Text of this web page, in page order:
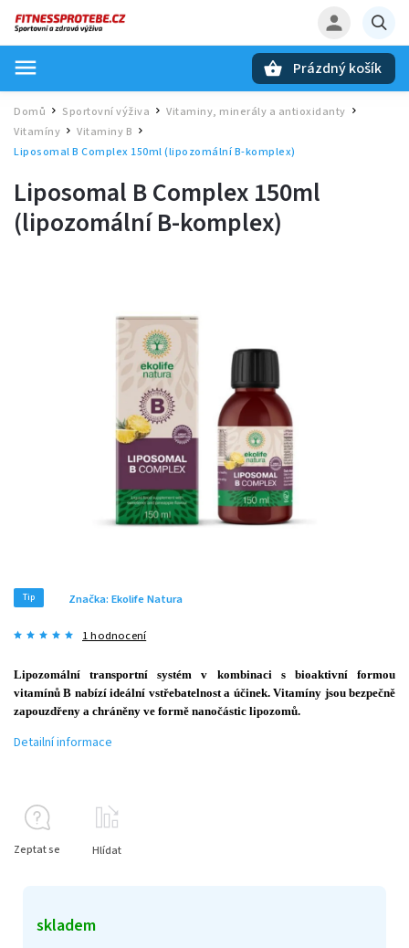
Prázdný košík
Domů / Sportovní výživa / Vitaminy, minerály a antioxidanty
Vitamíny / Vitaminy B /
Liposomal B Complex 150ml (lipozomální B-komplex)
Liposomal B Complex 150ml
(lipozomální B-komplex)
Tip
1 hodnocení
Značka: Ekolife Natura
skladem
Lipozomální transportní systém v kombinaci s bioaktivní formou
vitamínů B nabízí ideální vstřebatelnost a účinek. Vitamíny jsou bezpečně
zapouzdřeny a chráněny ve formě nanočástic lipozomů.
Detailní informace
Zeptat se Hlídat